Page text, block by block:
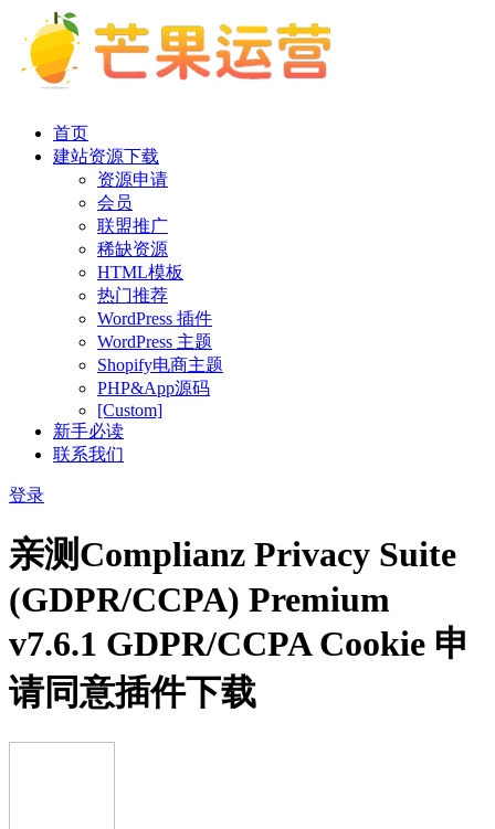
首页
建站资源下载
资源申请
会员
联盟推广
稀缺资源
HTML模板
热门推荐
WordPress 插件
WordPress 主题
Shopify电商主题
PHP&App源码
[Custom]
新手必读
联系我们
登录
亲测Complianz Privacy Suite
(GDPR/CCPA) Premium
v7.6.1 GDPR/CCPA Cookie 申
请同意插件下载